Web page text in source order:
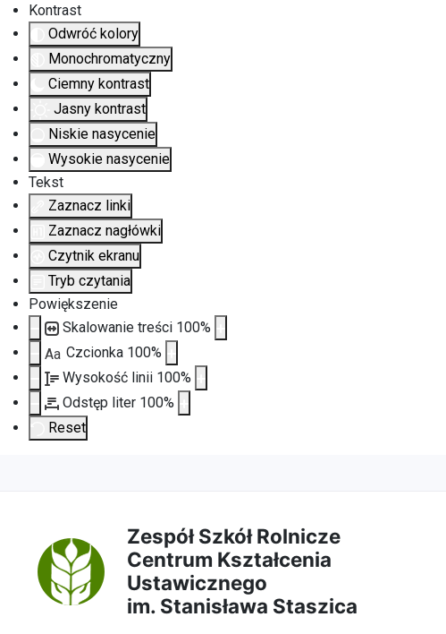
Kontrast
Odwróć kolory
Monochromatyczny
Ciemny kontrast
Jasny kontrast
Niskie nasycenie
Wysokie nasycenie
Tekst
Zaznacz linki
Zaznacz nagłówki
Czytnik ekranu
Tryb czytania
Powiększenie
Skalowanie treści 100%
Aa Czcionka 100%
Wysokość linii 100%
Odstęp liter 100%
Reset
treści
głównej
menu
nawigacyjnego
wyszukiwarki
mapy
strony
Zespół Szkół Rolnicze
Centrum Kształcenia
Ustawicznego
im. Stanisława Staszica